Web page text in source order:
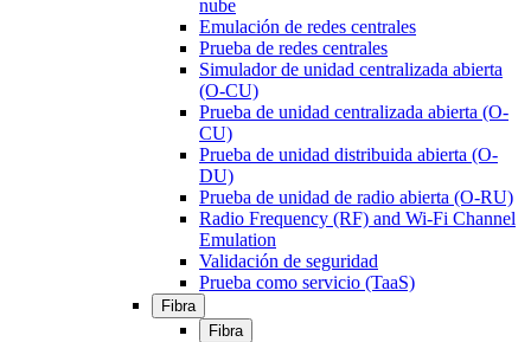
nube
Emulación de redes centrales
Prueba de redes centrales
Simulador de unidad centralizada abierta
(O-CU)
Prueba de unidad centralizada abierta (O-
CU)
Prueba de unidad distribuida abierta (O-
DU)
Prueba de unidad de radio abierta (O-RU)
Radio Frequency (RF) and Wi-Fi Channel
Emulation
Validación de seguridad
Prueba como servicio (TaaS)
Fibra
Fibra